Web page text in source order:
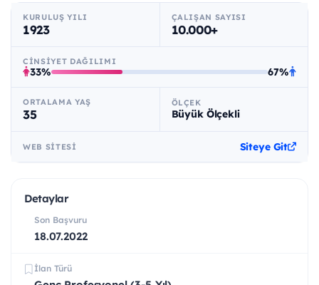
KURULUŞ YILI
1923
ÇALIŞAN SAYISI
10.000+
CINSIYET DAĞILIMI
33% 67%
ORTALAMA YAŞ
35
ÖLÇEK
Büyük Ölçekli
WEB SITESI Siteye Git
Detaylar
Son Başvuru
18.07.2022
İlan Türü